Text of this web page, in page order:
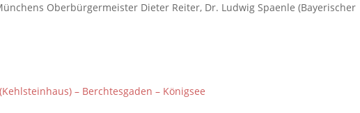
Oberbürgermeister Dieter Reiter, Dr. Ludwig Spaenle (Bayerischer